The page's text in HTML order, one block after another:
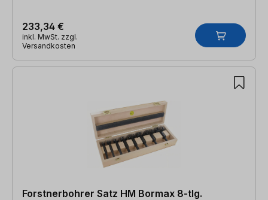
233,34 €
inkl. MwSt. zzgl.
Versandkosten
Forstnerbohrer Satz HM Bormax 8-tlg.